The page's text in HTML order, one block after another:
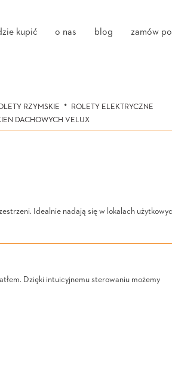
kupić o nas blog zamów
RZYMSKIE
ROLETY ELEKTRYCZNE
DACHOWYCH VELUX
Idealnie nadają się w lokalach
Dzięki intuicyjnemu sterowaniu możemy